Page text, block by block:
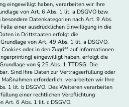
eingewilligt haben, verarbeiten wir Ihre
von Art. 6 Abs. 1 lit. a DSGVO bzw.
Datenkategorien nach Art. 9 Abs.
einer ausdrücklichen Einwilligung in die
in Drittstaaten erfolgt die
von Art. 49 Abs. 1 lit. a DSGVO.
oder in den Zugriff auf Informationen
eingewilligt haben, erfolgt die
von § 25 Abs. 1 TTDSG. Die
Sind Ihre Daten zur Vertragserfüllung oder
erforderlich, verarbeiten wir Ihre
1 lit. b DSGVO. Des Weiteren verarbeiten
einer rechtlichen Verpflichtung
Art. 6 Abs. 1 lit. c DSGVO.